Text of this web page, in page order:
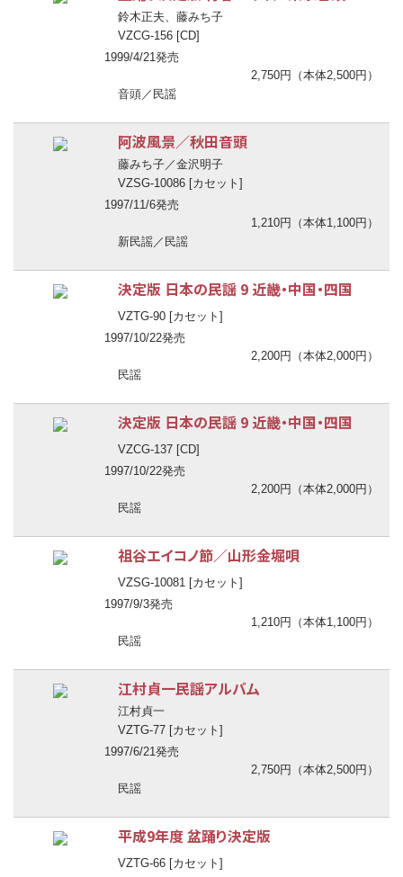
鈴木正夫、藤みち子
VZCG-156 [CD]
1999/4/21発売
2,750円（本体2,500円）
音頭／民謡
阿波風景／秋田音頭
藤みち子／金沢明子
VZSG-10086 [カセット]
1997/11/6発売
1,210円（本体1,100円）
新民謡／民謡
決定版 日本の民謡 9 近畿・中国・四国
VZTG-90 [カセット]
1997/10/22発売
2,200円（本体2,000円）
民謡
決定版 日本の民謡 9 近畿・中国・四国
VZCG-137 [CD]
1997/10/22発売
2,200円（本体2,000円）
民謡
祖谷エイコノ節／山形金堀唄
VZSG-10081 [カセット]
1997/9/3発売
1,210円（本体1,100円）
民謡
江村貞一民謡アルバム
江村貞一
VZTG-77 [カセット]
1997/6/21発売
2,750円（本体2,500円）
民謡
平成9年度 盆踊り決定版
VZTG-66 [カセット]